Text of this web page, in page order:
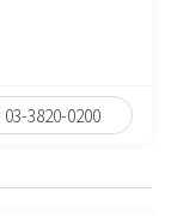
03-3820-0200